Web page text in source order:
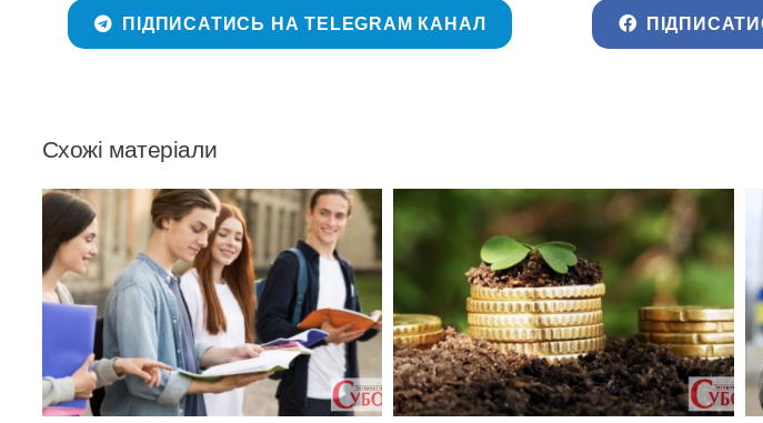
ПІДПИСАТИСЬ НА TELEGRAM КАНАЛ
Схожі матеріали